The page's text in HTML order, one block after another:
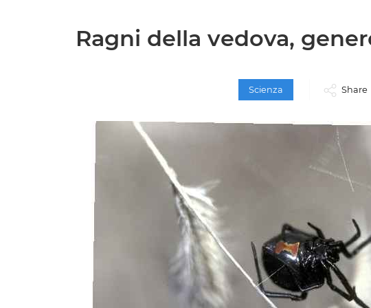
Ragni della vedova,
Scienza Share